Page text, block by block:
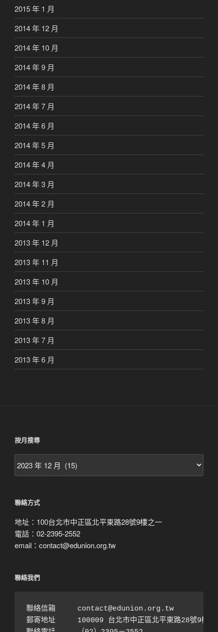
2015 年 1 月
2014 年 12 月
2014 年 10 月
2014 年 9 月
2014 年 8 月
2014 年 7 月
2014 年 6 月
2014 年 5 月
2014 年 4 月
2014 年 3 月
2014 年 2 月
2014 年 1 月
2013 年 12 月
2013 年 11 月
2013 年 10 月
2013 年 9 月
2013 年 8 月
2013 年 7 月
2013 年 6 月
按月搜尋
月
聯絡方式
地址：100台北市中正區北平東路28號9樓之一
電話：02-2395-2552
email：contact@edunion.org.tw
聯絡我們
聯絡信箱　　　contact@edunion.org.tw
郵寄地址　　　100009 台北市中正區北平東路28號9樓之